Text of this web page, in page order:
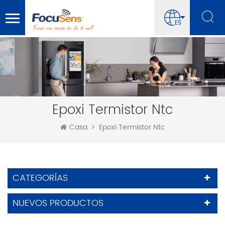
ES
Epoxi Termistor Ntc
Casa Epoxi Termistor Ntc
CATEGORÍAS
NUEVOS PRODUCTOS